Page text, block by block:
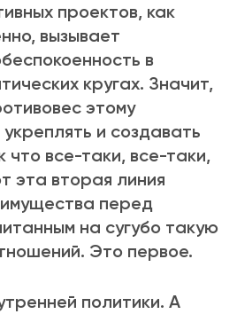
проектов, как
вызывает
в
кругах. Значит,
этому
и создавать
что все-таки, все-таки,
эта вторая линия
перед
на сугубо такую
Это первое.
политики. А